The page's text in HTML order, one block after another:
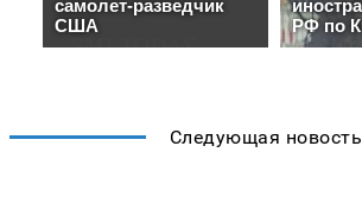
Следующая новость